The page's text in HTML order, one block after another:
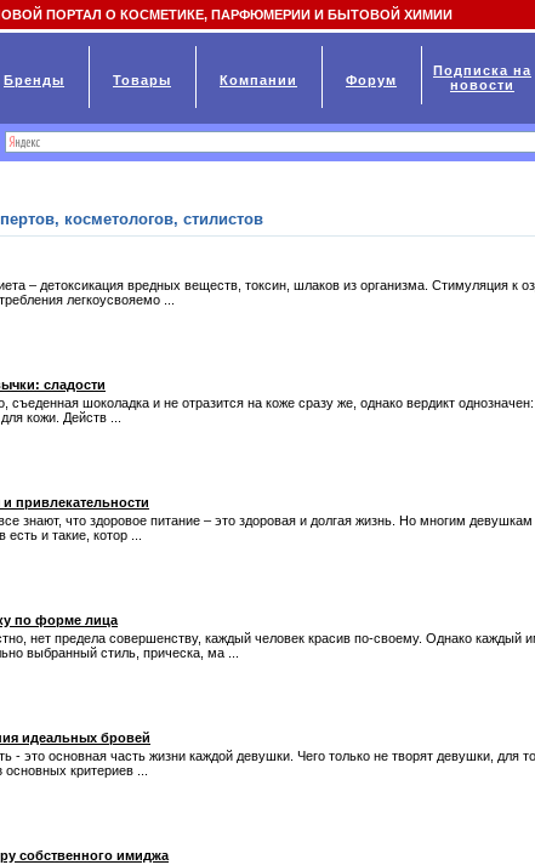
косметологов, стилистов
– детоксикация вредных веществ, токсин, шлаков из организма. Стимуляция к
легкоусвояемо ...
сладости
съеденная шоколадка и не отразится на коже сразу же, однако вердикт
кожи. Действ ...
привлекательности
знают, что здоровое питание – это здоровая и долгая жизнь. Но многим
есть и такие, котор ...
по форме лица
нет предела совершенству, каждый человек красив по-своему. Однако
выбранный стиль, прическа, ма ...
идеальных бровей
- это основная часть жизни каждой девушки. Чего только не творят девушки, для
критериев ...
собственного имиджа
ПОРТАЛ О КОСМЕТИКЕ, ПАРФЮМЕРИИ И БЫТОВОЙ ХИМИИ
Бренды Товары Компании Форум
Подписка на
новости